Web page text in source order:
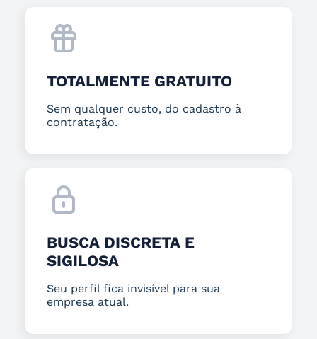
TOTALMENTE GRATUITO
Sem qualquer custo, do cadastro à
contratação.
BUSCA DISCRETA E
SIGILOSA
Seu perfil fica invisível para sua
empresa atual.